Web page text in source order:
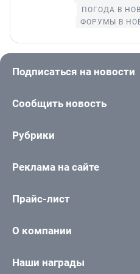
ПОГОДА В
ФОРУМЫ В
Подписаться на новости
Сообщить новость
Рубрики
Реклама на сайте
Прайс-лист
О компании
Наши награды